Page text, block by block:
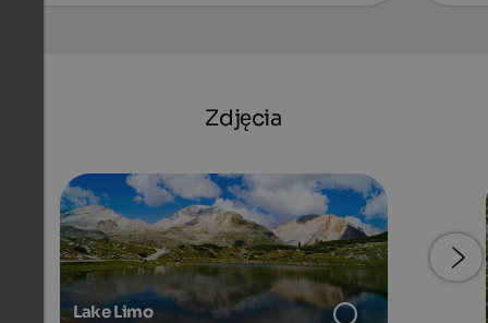
Zdjęcia
Lake Limo